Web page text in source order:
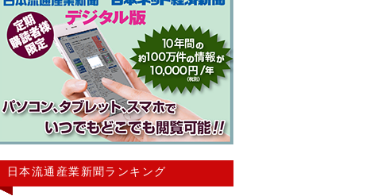
日本流通産業新聞ランキング